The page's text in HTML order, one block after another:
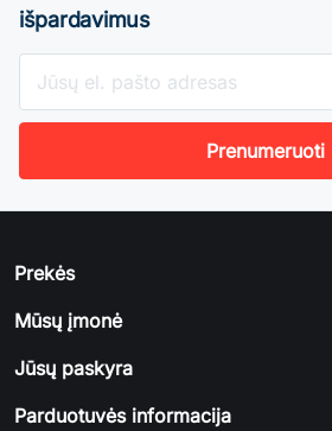
išpardavimus
Prekės
Mūsų įmonė
Jūsų paskyra
Parduotuvės informacija